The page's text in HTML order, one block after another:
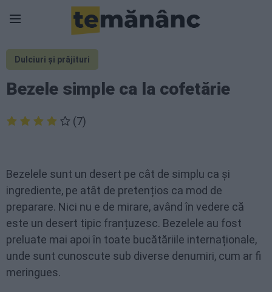
Dulciuri și prăjituri
Bezele simple ca la cofetărie
(7)
Bezelele sunt un desert pe cât de simplu ca și
ingrediente, pe atât de pretențios ca mod de
preparare. Nici nu e de mirare, având în vedere că
este un desert tipic franțuzesc. Bezelele au fost
preluate mai apoi în toate bucătăriile internaționale,
unde sunt cunoscute sub diverse denumiri, cum ar fi
meringues.